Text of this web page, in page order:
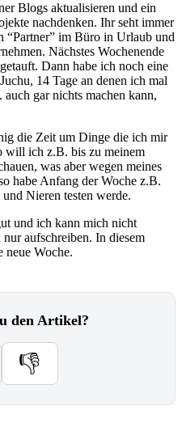
Blogs aktualisieren und ein
nachdenken. Ihr seht immer
“Partner” im Büro in Urlaub und
Nächstes Wochenende
getauft. Dann habe ich noch eine
14 Tage an denen ich mal
gar nichts machen kann,
die Zeit um Dinge die ich mir
will ich z.B. bis zu meinem
was aber wegen meines
habe Anfang der Woche z.B.
Nieren testen werde.
und ich kann mich nicht
aufschreiben. In diesem
neue Woche.
den Artikel?
👎